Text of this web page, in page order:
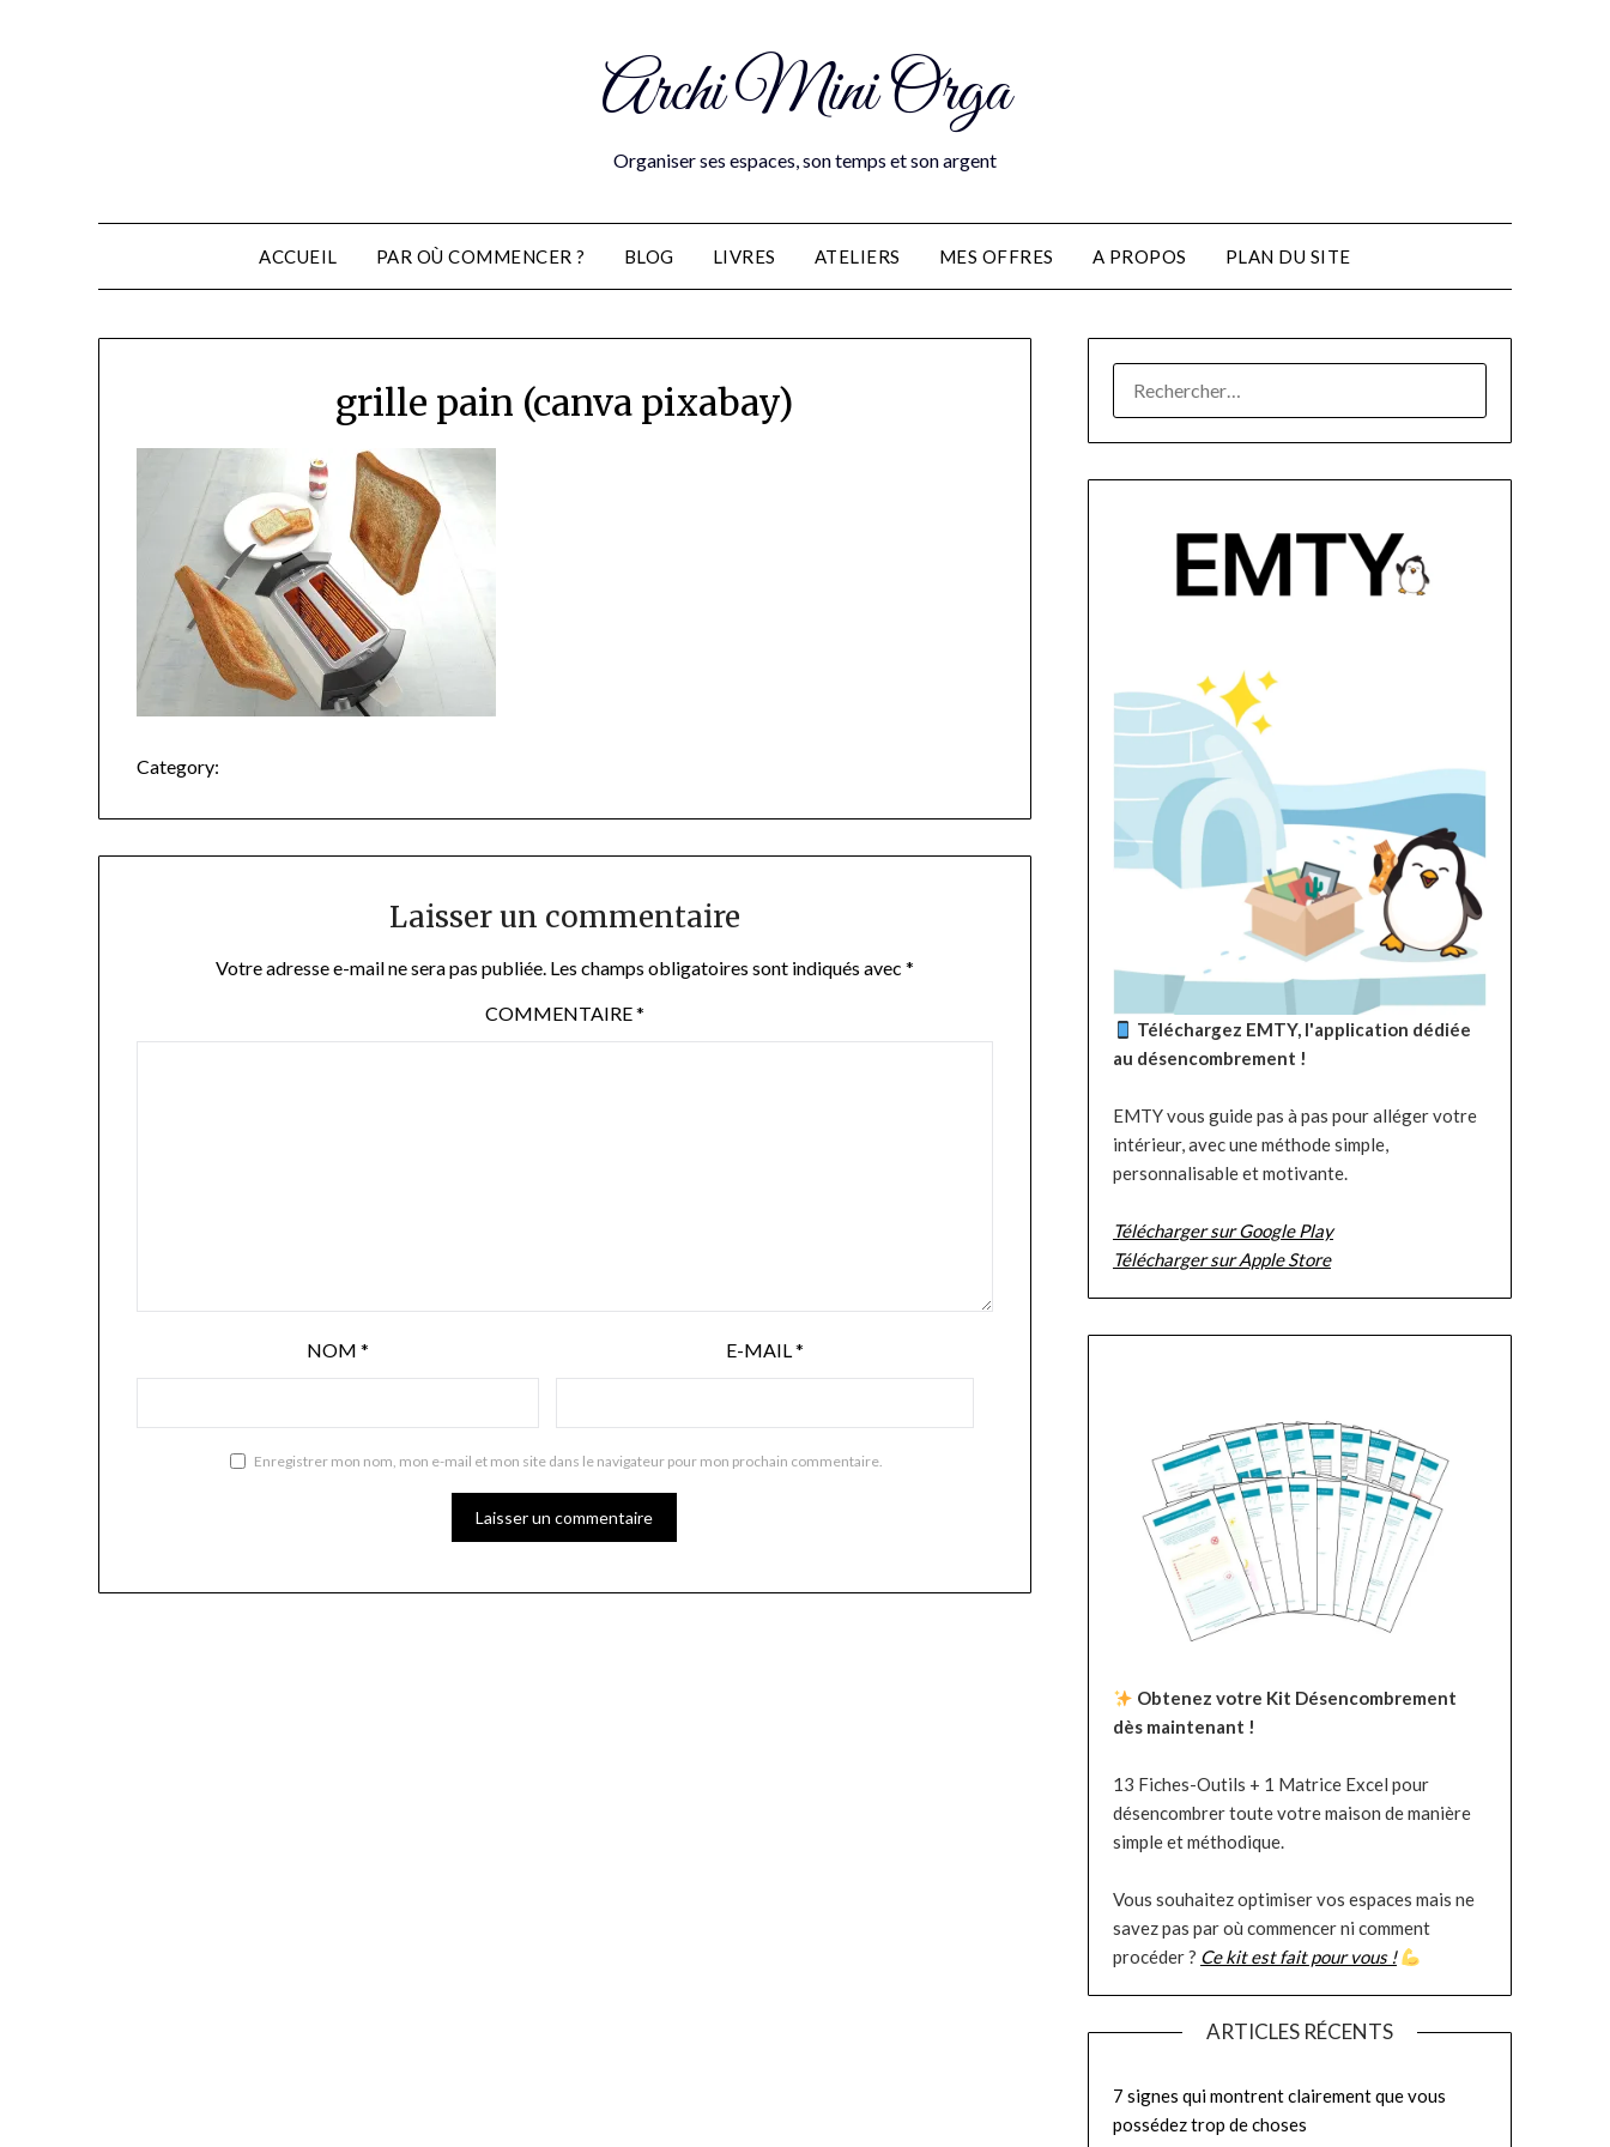
Archi Mini Orga
Organiser ses espaces, son temps et son argent
ACCUEIL PAR OÙ COMMENCER ? BLOG LIVRES ATELIERS MES OFFRES A PROPOS PLAN DU SITE
grille pain (canva pixabay)
Category:
Laisser un commentaire
Votre adresse e-mail ne sera pas publiée. Les champs obligatoires sont indiqués avec *
COMMENTAIRE*
NOM* E-MAIL*
Enregistrer mon nom, mon e-mail et mon site dans le navigateur pour mon prochain commentaire.
Téléchargez EMTY, l'application dédiée
au désencombrement !
EMTY vous guide pas à pas pour alléger votre
intérieur, avec une méthode simple,
personnalisable et motivante.
Télécharger sur Google Play
Télécharger sur Apple Store
Obtenez votre Kit Désencombrement
dès maintenant !
13 Fiches-Outils + 1 Matrice Excel pour
désencombrer toute votre maison de manière
simple et méthodique.
Vous souhaitez optimiser vos espaces mais ne
savez pas par où commencer ni comment
procéder ? Ce kit est fait pour vous !
ARTICLES RÉCENTS
7 signes qui montrent clairement que vous
possédez trop de choses